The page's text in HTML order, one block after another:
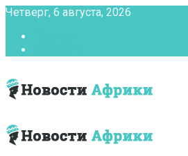
Четверг, 6 августа, 2026